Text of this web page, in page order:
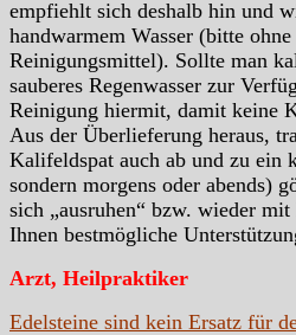
empfiehlt sich deshalb hin und
handwarmem Wasser (bitte
Reinigungsmittel). Sollte man
sauberes Regenwasser zur
Reinigung hiermit, damit keine
Aus der Überlieferung heraus,
Kalifeldspat auch ab und zu ein
sondern morgens oder abends)
sich „ausruhen“ bzw. wieder
Ihnen bestmögliche
Arzt, Heilpraktiker
Edelsteine sind kein Ersatz für